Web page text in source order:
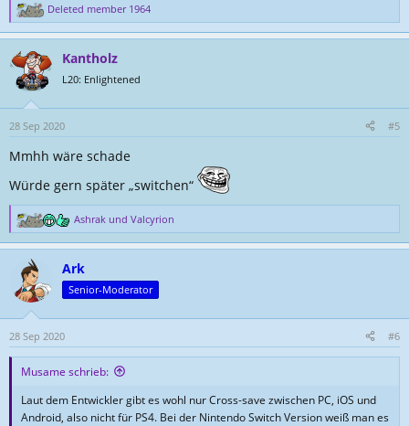
R
e
k
t
i
o
n
n
Deleted member 1964
Kantholz
L20: Enlightened
28 Sep 2020 #5
Mmhh wäre schade
Würde gern später „switchen“
R
e
t
i
o
n
e
Ashrak und Valcyrion
Ark
Senior-Moderator
28 Sep 2020 #6
Musame schrieb:
Laut dem Entwickler gibt es wohl nur Cross-save zwischen PC, iOS und
Android, also nicht für PS4. Bei der Nintendo Switch Version weiß man es